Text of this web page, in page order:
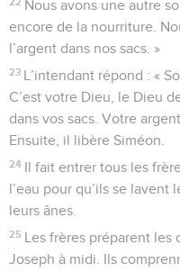
Nous avons une autre
encore de la nourriture.
l’argent dans nos sacs. »
23 L’intendant répond : «
C’est votre Dieu, le Dieu
dans vos sacs. Votre
Ensuite, il libère Siméon.
24 Il fait entrer tous les
l’eau pour qu’ils se lavent
leurs ânes.
25 Les frères préparent les
Joseph à midi. Ils